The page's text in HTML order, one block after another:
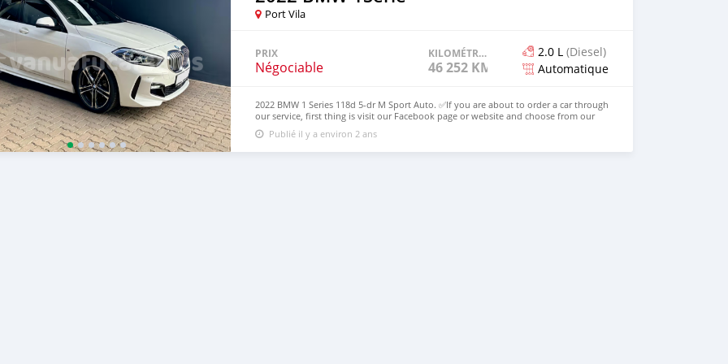
Port Vila
PRIX
Négociable
KILOMÉTRAGE
46 252 KM
2.0 L (Diesel)
Automatique
2022 BMW 1 Series 118d 5-dr M Sport Auto. ✅If you are about to order a car through
our service, first thing is visit our Facebook page or website and choose from our
inventory. 💯 Attached pictures are of 2022 BMW 1 Series 118d 5-dr M Sport Auto.
Email: info@dreamcars4u.org Website: https://dreamcars4u.org/ WhatsApp:
+1(916)-304-2710
Publié il y a environ 2 ans